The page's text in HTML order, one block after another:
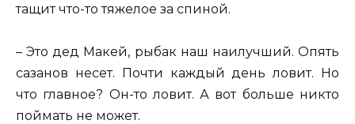
тащит что-то тяжелое за спиной.
– Это дед Макей, рыбак наш наилучший. Опять
сазанов несет. Почти каждый день ловит. Но
что главное? Он-то ловит. А вот больше никто
поймать не может.